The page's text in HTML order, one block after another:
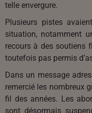
telle envergure.
Plusieurs pistes
situation, notamment
recours à des soutiens
toutefois pas permis
Dans un message
remercié les nombreux
fil des années. Les
sont désormais